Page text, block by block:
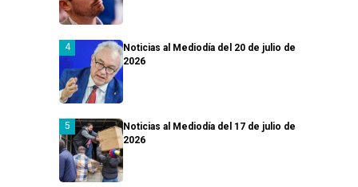
Noticias al Mediodía del 20 de julio de
2026
Noticias al Mediodía del 17 de julio de
2026